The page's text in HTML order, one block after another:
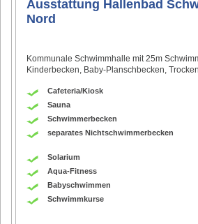
Ausstattung Hallenbad
Nord
Kommunale Schwimmhalle mit 25m
Kinderbecken, Baby-Planschbecken,
Cafeteria/Kiosk
Sauna
Schwimmerbecken
separates Nichtschwimmerbecken
Solarium
Aqua-Fitness
Babyschwimmen
Schwimmkurse